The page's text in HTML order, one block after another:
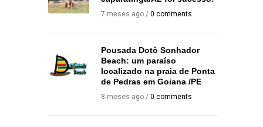
7 meses ago / 0 comments
Pousada Dotô Sonhador
Beach: um paraíso
localizado na praia de Ponta
de Pedras em Goiana /PE
8 meses ago / 0 comments